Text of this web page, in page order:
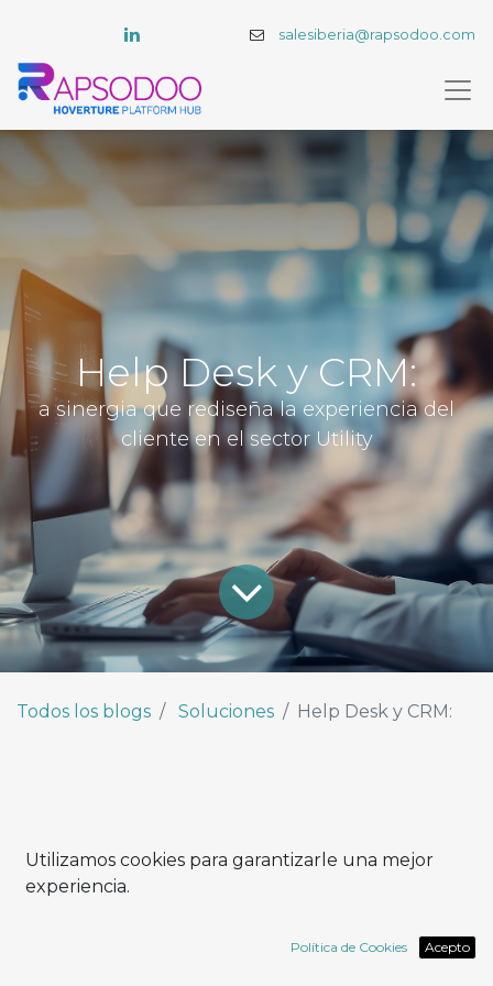
salesiberia@rapsodoo.com
Help Desk y CRM:
a sinergia que rediseña la experiencia del
cliente en el sector Utility
Todos los blogs Soluciones Help Desk y CRM:
De la asistencia a la relación:
cómo cambia el concepto de
Utilizamos cookies para garantizarle una mejor
experiencia.
Política de Cookies Acepto